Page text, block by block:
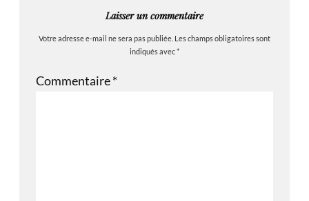
Laisser un commentaire
Votre adresse e-mail ne sera pas publiée. Les champs obligatoires sont
indiqués avec*
Commentaire*